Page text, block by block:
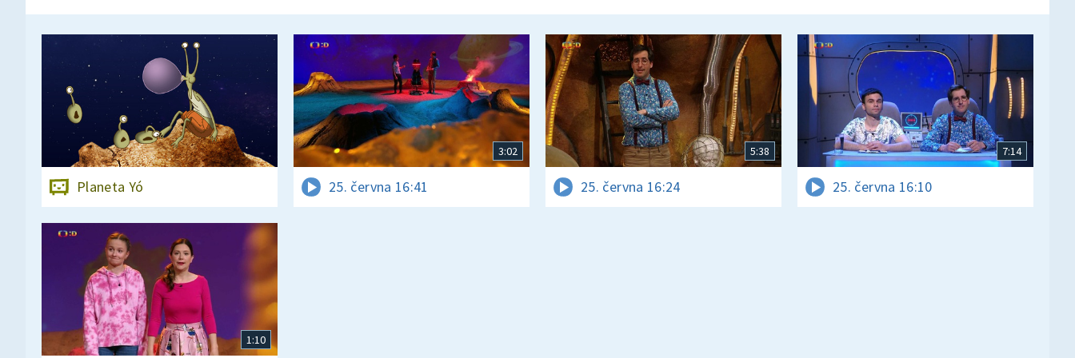
Planeta Yó
3:02
25. června 16:41
5:38
25. června 16:24
7:14
25. června 16:10
1:10